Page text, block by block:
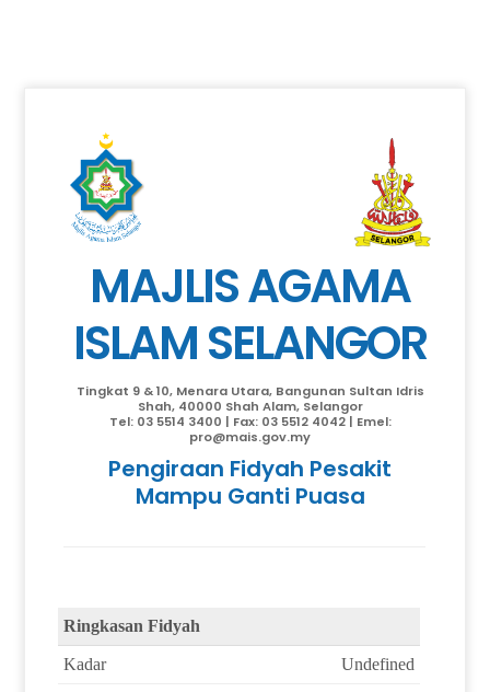
MAJLIS AGAMA
ISLAM SELANGOR
Tingkat 9 & 10, Menara Utara, Bangunan Sultan Idris
Shah, 40000 Shah Alam, Selangor
Tel: 03 5514 3400 | Fax: 03 5512 4042 | Emel:
pro@mais.gov.my
Pengiraan Fidyah Pesakit
Mampu Ganti Puasa
Ringkasan Fidyah
Kadar Undefined